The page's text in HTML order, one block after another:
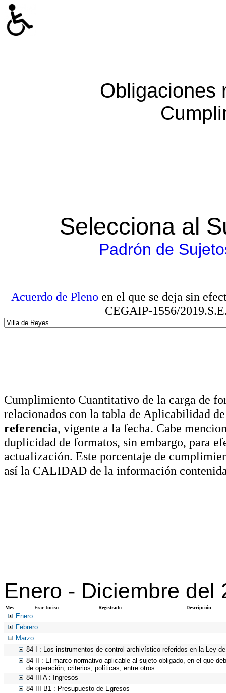
Obligaciones
Selecciona al
Padrón de
Acuerdo de Pleno en el que se deja sin
CEGAIP-1556/
Cumplimiento Cuantitativo de la carga de
relacionados con la tabla de Aplicabilidad
referencia, vigente a la fecha. Cabe
duplicidad de formatos, sin embargo, para
actualización. Este porcentaje de
así la CALIDAD de la información
Enero - Diciembre del
Mes Frac-Inciso Registrado Descripción
Enero
Febrero
Marzo
84 I : Los instrumentos de control archivístico referidos en la Ley
84 II : El marco normativo aplicable al sujeto obligado, en el que
de operación, criterios, políticas, entre otros
84 III A : Ingresos
84 III B1 : Presupuesto de Egresos